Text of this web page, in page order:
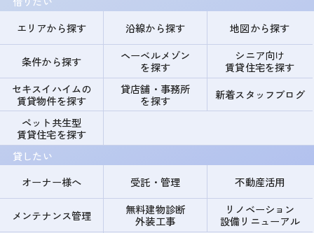
エリアから探す
沿線から探す 地図から探す
条件から探す
ヘーベルメゾン
を探す
シニア向け
賃貸住宅を探す
セキスイハイムの
賃貸物件を探す
貸店舗・事務所
を探す
新着スタッフブログ
ペット共生型
賃貸住宅を探す
貸したい
オーナー様へ
受託・管理 不動産活用
メンテナンス管理
無料建物診断
外装工事
リノベーション
設備リニューアル